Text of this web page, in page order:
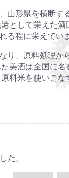
山形県を横断す
として栄えた酒
る程に栄えてい
り、原料処理か
美酒は全国に名
料米を使いこな
た。